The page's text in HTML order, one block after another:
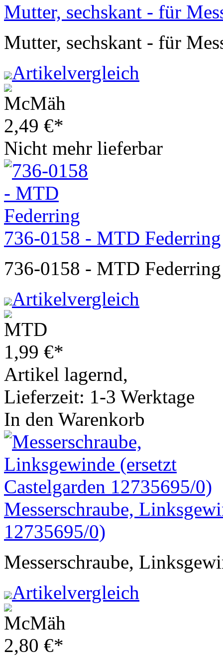
Mutter, sechskant - für
Mutter, sechskant - für
Artikelvergleich
2,49 €*
Nicht mehr lieferbar
736-0158 - MTD Federring
736-0158 - MTD Federring
Artikelvergleich
1,99 €*
Artikel lagernd,
Lieferzeit: 1-3 Werktage
In den Warenkorb
Messerschraube,
12735695/0)
Messerschraube,
Artikelvergleich
2,80 €*